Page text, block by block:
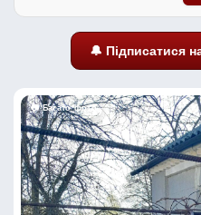
🔔 Підписатися
📷 Багато фото